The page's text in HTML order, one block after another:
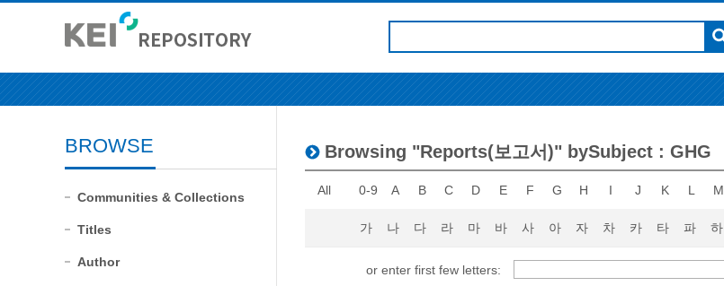
BROWSE
Communities & Collections
Titles
Author
Browsing "Reports(보고서)" bySubject : GHG
All 0-9 A B C D E F G H I J K L M
가 나 다 라 마 바 사 아 자 차 카 타 파 하
or enter first few letters: